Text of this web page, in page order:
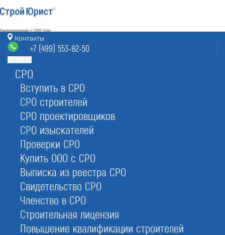
Лицензирование с 2007 года
4.93
Наш рейтинг
80отзывов
8 (800) 700-15-25
без выходных 7:00-20:00
+7 (499) 553-82-50
Москва, ст. м.«Баррикадная»,
ул. Большая Грузинская 12, строение 2, офис 9
Контакты
+7 (499) 553-82-50
СРО
Вступить в СРО
СРО строителей
СРО проектировщиков
СРО изыскателей
Проверки СРО
Купить ООО с СРО
Выписка из реестра СРО
Свидетельство СРО
Членство в СРО
Строительная лицензия
Повышение квалификации строителей
Главная НРС НРС строителей
Внесение в НОСТРОЙ в Москве